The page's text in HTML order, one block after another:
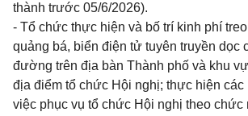
thành trước 05/6/2026).
- Tổ chức thực hiện và bố trí kinh phí
quảng bá, biển điện tử tuyên truyền dọc
đường trên địa bàn Thành phố và khu
địa điểm tổ chức Hội nghị; thực hiện các
việc phục vụ tổ chức Hội nghị theo chức